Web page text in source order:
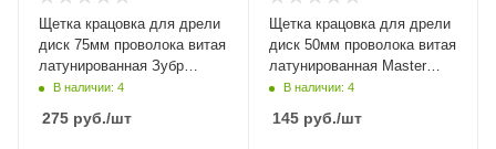
Щетка крацовка для дрели
диск 75мм проволока витая
латунированная Зубр
Эксперт
В наличии: 4
275 руб./шт
Щетка крацовка для дрели
диск 50мм проволока витая
латунированная Master
Stayer
В наличии: 4
145руб./шт